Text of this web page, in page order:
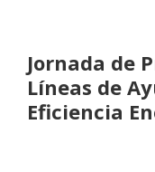
Jornada de
Líneas de
Eficiencia